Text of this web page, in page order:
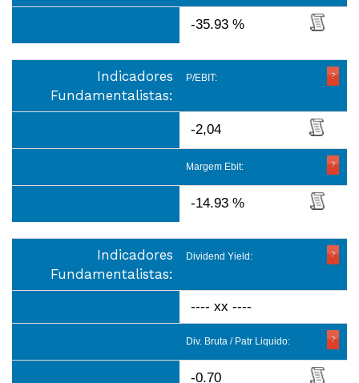
-35.93 %
Indicadores
Fundamentalistas:
P/EBIT:
-2,04
Margem Ebit:
-14.93 %
Indicadores
Fundamentalistas:
Dividend Yield:
---- xx ----
Div. Bruta / Patr Liquido:
-0.70